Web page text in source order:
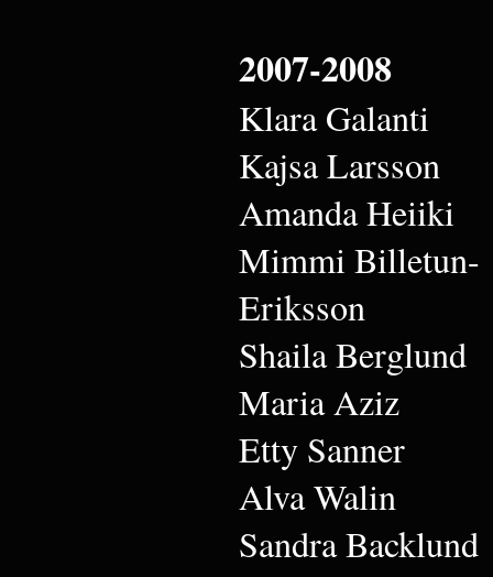
2007-2008
Klara Galanti
Kajsa Larsson
Amanda Heiiki
Mimmi Billetun-
Eriksson
Shaila Berglund
Maria Aziz
Etty Sanner
Alva Walin
Sandra Backlund